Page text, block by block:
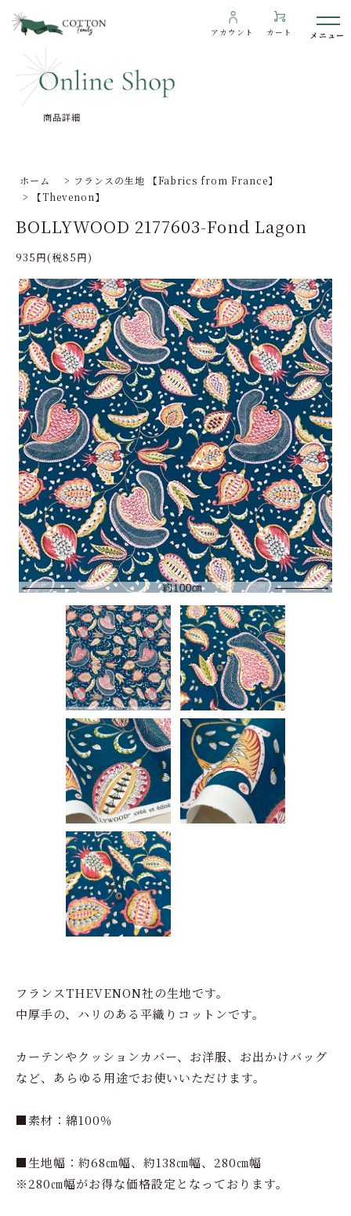
アカウント カート
インフォメーション
ご利用ガイド
プライバシーポリシー
特定商取引に基づく表記
お問い合わせ
商品詳細
ホーム > フランスの生地 【Fabrics from France】
>
【Thevenon】
BOLLYWOOD 2177603-Fond Lagon
935円(税85円)
フランスTHEVENON社の生地です。
中厚手の、ハリのある平織りコットンです。
カーテンやクッションカバー、お洋服、お出かけバッグ
など、あらゆる用途でお使いいただけます。
■素材：綿100％
■生地幅：約68㎝幅、約138㎝幅、280㎝幅
※280㎝幅がお得な価格設定となっております。